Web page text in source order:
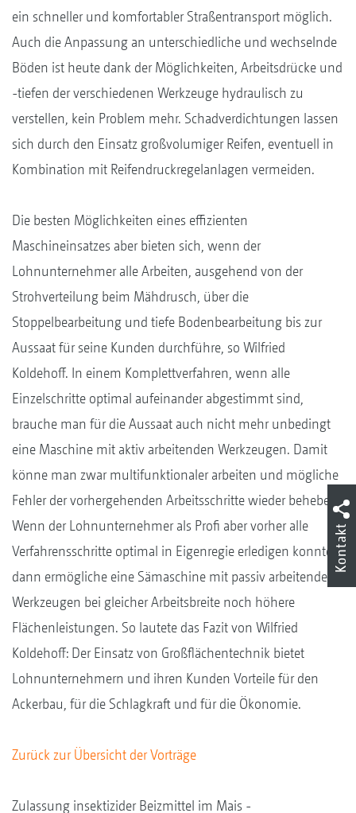
ein schneller und komfortabler Straßentransport möglich.
Auch die Anpassung an unterschiedliche und wechselnde
Böden ist heute dank der Möglichkeiten, Arbeitsdrücke und
-tiefen der verschiedenen Werkzeuge hydraulisch zu
verstellen, kein Problem mehr. Schadverdichtungen lassen
sich durch den Einsatz großvolumiger Reifen, eventuell in
Kombination mit Reifendruckregelanlagen vermeiden.
Die besten Möglichkeiten eines effizienten
Maschineinsatzes aber bieten sich, wenn der
Lohnunternehmer alle Arbeiten, ausgehend von der
Strohverteilung beim Mähdrusch, über die
Stoppelbearbeitung und tiefe Bodenbearbeitung bis zur
Aussaat für seine Kunden durchführe, so Wilfried
Koldehoff. In einem Komplettverfahren, wenn alle
Einzelschritte optimal aufeinander abgestimmt sind,
brauche man für die Aussaat auch nicht mehr unbedingt
eine Maschine mit aktiv arbeitenden Werkzeugen. Damit
könne man zwar multifunktionaler arbeiten und mögliche
Fehler der vorhergehenden Arbeitsschritte wieder beheben.
Wenn der Lohnunternehmer als Profi aber vorher alle
Verfahrensschritte optimal in Eigenregie erledigen konnte,
dann ermögliche eine Sämaschine mit passiv arbeitenden
Werkzeugen bei gleicher Arbeitsbreite noch höhere
Flächenleistungen. So lautete das Fazit von Wilfried
Koldehoff: Der Einsatz von Großflächentechnik bietet
Lohnunternehmern und ihren Kunden Vorteile für den
Ackerbau, für die Schlagkraft und für die Ökonomie.
Zurück zur Übersicht der Vorträge
Zulassung insektizider Beizmittel im Mais -
Kontakt